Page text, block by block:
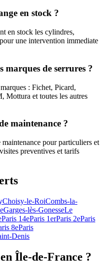
en stock ?
en stock les cylindres,
une intervention immediate
marques de serrures ?
: Fichet, Picard,
Mottura et toutes les autres
maintenance ?
pour particuliers et
preventives et tarifs
Choisy-le-RoiCombs-la-
Garges-lès-GonesseLe
Paris 14eParis 1erParis 2eParis
8eParis
Denis
Île-de-France ?